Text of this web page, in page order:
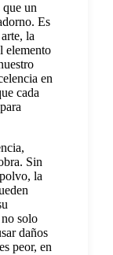
un
Es
la
elemento
en
cada
Sin
la
solo
daños
peor, en